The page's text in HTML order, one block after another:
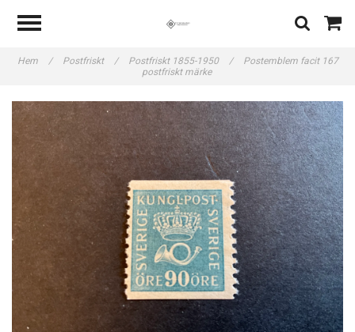
Hem / Postfriskt / Postfriskt 1855-1950 /
Postemblem facit 167
postfriskt märke